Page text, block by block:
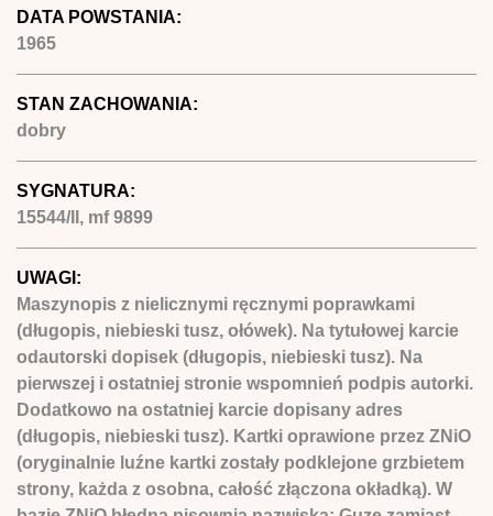
DATA POWSTANIA:
1965
STAN ZACHOWANIA:
dobry
SYGNATURA:
15544/II, mf 9899
UWAGI:
Maszynopis z nielicznymi ręcznymi poprawkami
(długopis, niebieski tusz, ołówek). Na tytułowej karcie
odautorski dopisek (długopis, niebieski tusz). Na
pierwszej i ostatniej stronie wspomnień podpis autorki.
Dodatkowo na ostatniej karcie dopisany adres
(długopis, niebieski tusz). Kartki oprawione przez ZNiO
(oryginalnie luźne kartki zostały podklejone grzbietem
strony, każda z osobna, całość złączona okładką). W